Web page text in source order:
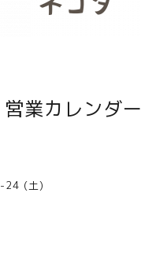
営業カレンダー
24 (土)